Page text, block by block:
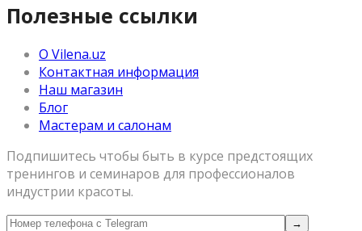
Полезные ссылки
О Vilena.uz
Контактная информация
Наш магазин
Блог
Мастерам и салонам
Подпишитесь чтобы быть в курсе предстоящих
тренингов и семинаров для профессионалов
индустрии красоты.